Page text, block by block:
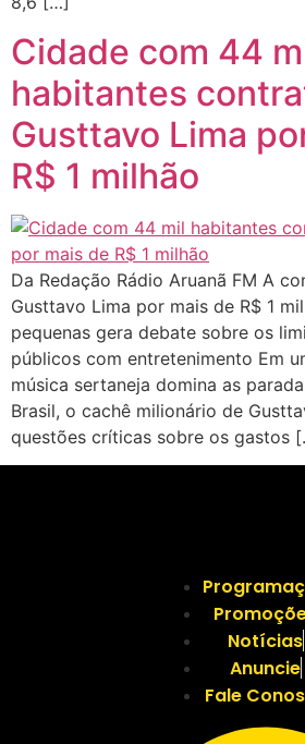
Cidade com 44
habitantes
Gusttavo Lima
R$ 1 milhão
Da Redação Rádio Aruanã FM A
Gusttavo Lima por mais de R$ 1
pequenas gera debate sobre os
públicos com entretenimento Em
música sertaneja domina as
Brasil, o cachê milionário de
questões críticas sobre os gastos
Notícias
Anuncie
Fale